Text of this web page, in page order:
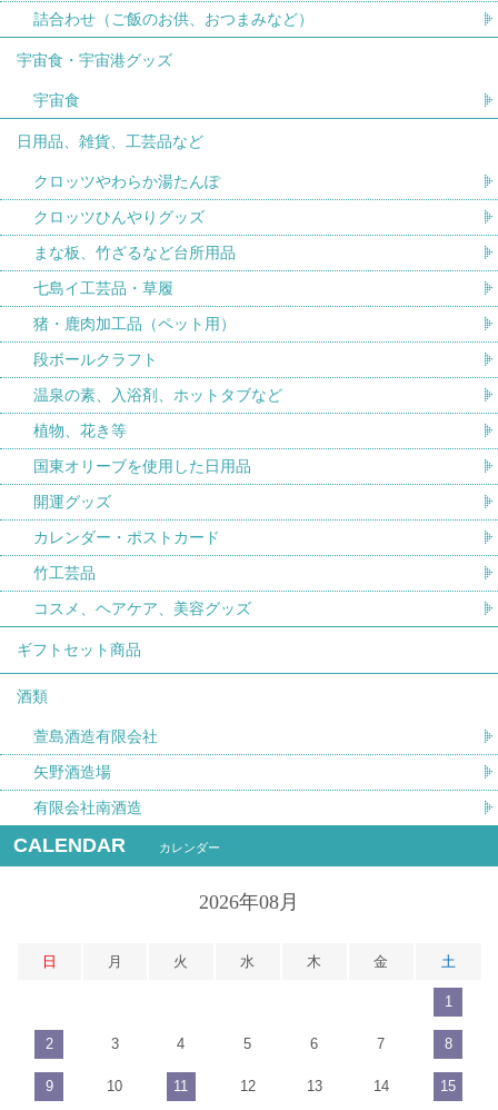
詰合わせ（ご飯のお供、おつまみなど）
宇宙食・宇宙港グッズ
宇宙食
日用品、雑貨、工芸品など
クロッツやわらか湯たんぽ
クロッツひんやりグッズ
まな板、竹ざるなど台所用品
七島イ工芸品・草履
猪・鹿肉加工品（ペット用）
段ボールクラフト
温泉の素、入浴剤、ホットタブなど
植物、花き等
国東オリーブを使用した日用品
開運グッズ
カレンダー・ポストカード
竹工芸品
コスメ、ヘアケア、美容グッズ
ギフトセット商品
酒類
萱島酒造有限会社
矢野酒造場
有限会社南酒造
CALENDAR カレンダー
2026年08月
日 月 火 水 木 金 土
1
2 3 4 5 6 7 8
9 10 11 12 13 14 15